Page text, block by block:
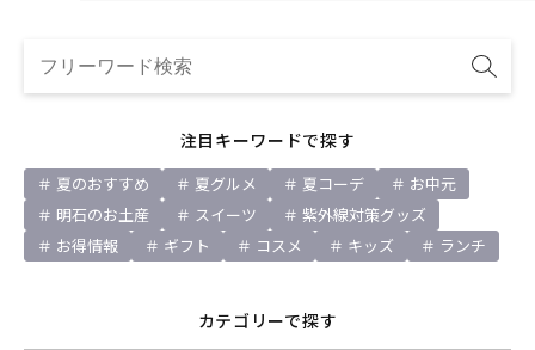
注目キーワードで探す
夏のおすすめ 夏グルメ 夏コーデ
お中元
明石のお土産
スイーツ
紫外線対策グッズ
お得情報
ギフト コスメ キッズ ランチ
カテゴリーで探す